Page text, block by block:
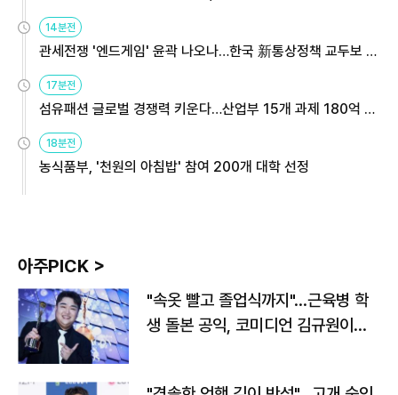
14분전
관세전쟁 '엔드게임' 윤곽 나오나…한국 新통상정책 교두보 활
용해야
17분전
섬유패션 글로벌 경쟁력 키운다…산업부 15개 과제 180억 지
원
18분전
농식품부, '천원의 아침밥' 참여 200개 대학 선정
아주PICK >
"속옷 빨고 졸업식까지"…근육병 학
생 돌본 공익, 코미디언 김규원이었